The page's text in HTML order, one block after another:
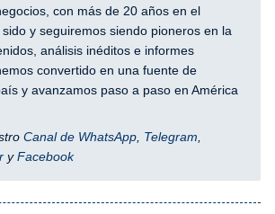
con más de 20 años en el
y seguiremos siendo pioneros en la
análisis inéditos e informes
convertido en una fuente de
y avanzamos paso a paso en América
Canal de WhatsApp, Telegram,
yFacebook